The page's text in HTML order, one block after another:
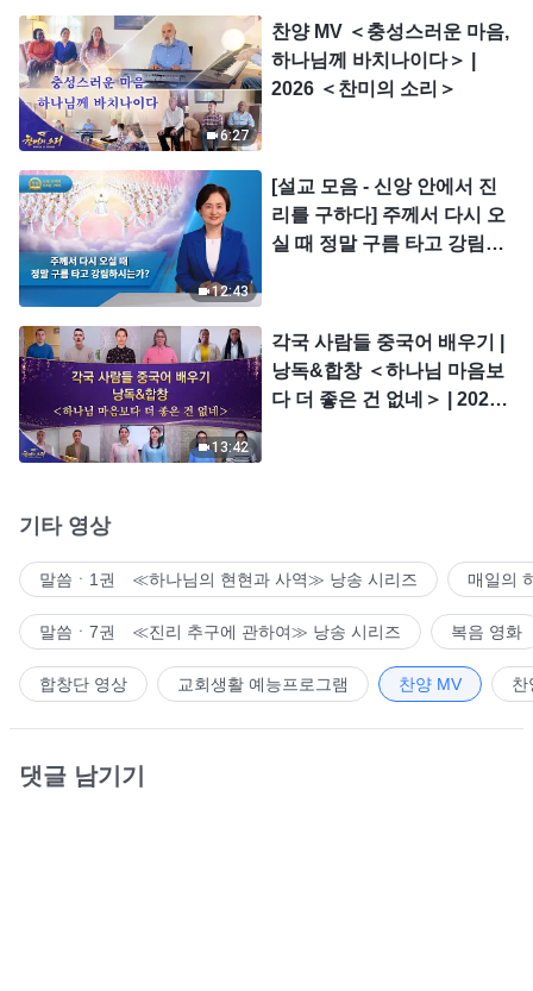
6:27
찬양 MV ＜충성스러운 마음,
하나님께 바치나이다＞ |
2026 ＜찬미의 소리＞
12:43
[설교 모음 - 신앙 안에서 진
리를 구하다] 주께서 다시 오
실 때 정말 구름 타고 강림하
13:42
각국 사람들 중국어 배우기 |
낭독&합창 ＜하나님 마음보
다 더 좋은 건 없네＞ | 2026
기타 영상
말씀ㆍ1권 ≪하나님의 현현과 사역≫ 낭송 시리즈 매일의
말씀ㆍ7권 ≪진리 추구에 관하여≫ 낭송 시리즈 복음 영화
합창단 영상 교회생활 예능프로그램 찬양 MV 찬
댓글 남기기